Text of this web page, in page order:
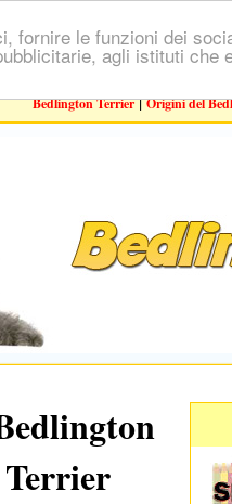
fornire le funzioni dei
agli istituti che
Bedlington Terrier|Origini del
Terrier